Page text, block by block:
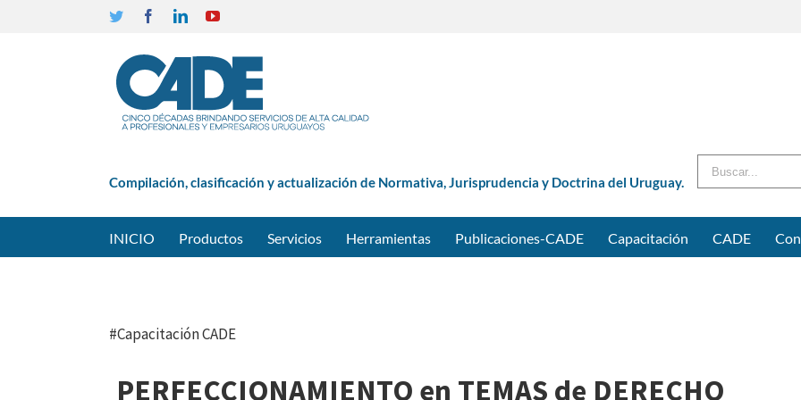
Twitter FacebookLinkedinYouTube
Compilación, clasificación y actualización de Normativa, Jurisprudencia y Doctrina del Uruguay.
INICIO Productos Servicios Herramientas Publicaciones-CADE Capacitación CADE
#Capacitación CADE
PERFECCIONAMIENTO en TEMAS de DERECHO